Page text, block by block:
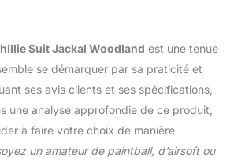
Suit Jackal Woodland est une tenue
se démarquer par sa praticité et
ses avis clients et ses spécifications,
une analyse approfondie de ce produit,
à faire votre choix de manière
un amateur de paintball, d’airsoft ou